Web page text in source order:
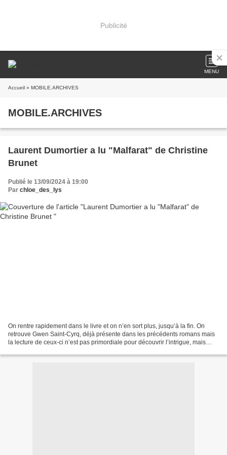
Publicité
MENU
Accueil » MOBILE.ARCHIVES
MOBILE.ARCHIVES
Laurent Dumortier a lu "Malfarat" de Christine
Brunet
Publié le 13/09/2024 à 19:00
Par chloe_des_lys
On rentre rapidement dans le livre et on n’en sort plus, jusqu’à la fin. On
retrouve Gwen Saint-Cyrq, déjà présente dans les précédents romans mais
la lecture de ceux-ci n’est pas primordiale pour découvrir l’intrigue, mais